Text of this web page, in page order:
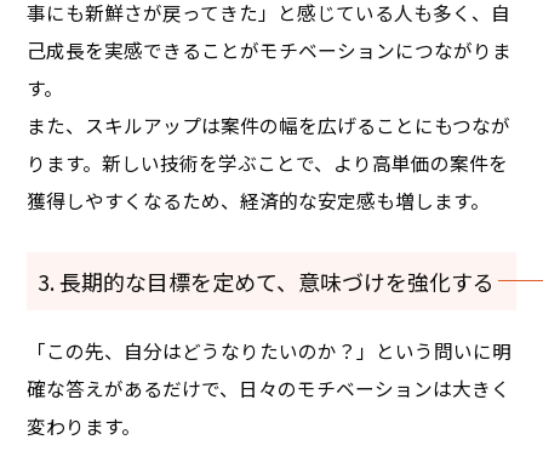
事にも新鮮さが戻ってきた」と感じている人も多く、自
己成長を実感できることがモチベーションにつながりま
す。
また、スキルアップは案件の幅を広げることにもつなが
ります。新しい技術を学ぶことで、より高単価の案件を
獲得しやすくなるため、経済的な安定感も増します。
3. 長期的な目標を定めて、意味づけを強化する
「この先、自分はどうなりたいのか？」という問いに明
確な答えがあるだけで、日々のモチベーションは大きく
変わります。